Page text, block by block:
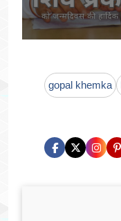
gopal khemka